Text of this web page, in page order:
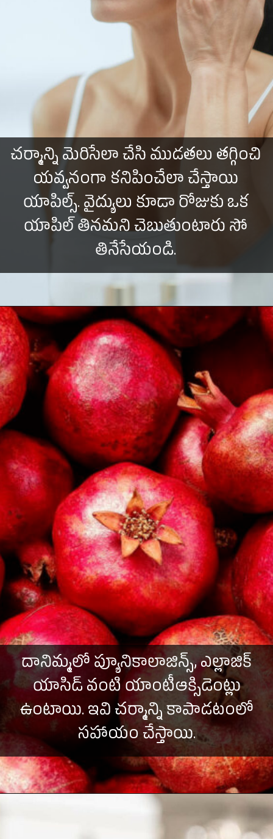
చర్మాన్ని మెరిసేలా చేసి ముడతలు తగ్గించి
యవ్వనంగా కనిపించేలా చేస్తాయి
యాపిల్స్. వైద్యులు కూడా రోజుకు ఒక
యాపిల్ తినమని చెబుతుంటారు సో
తినేసేయండి.
దానిమ్మలో ప్యూనికాలాజిన్స్, ఎల్లాజిక్
యాసిడ్ వంటి యాంటీఆక్సిడెంట్లు
ఉంటాయి. ఇవి చర్మాన్ని కాపాడటంలో
సహాయం చేస్తాయి.